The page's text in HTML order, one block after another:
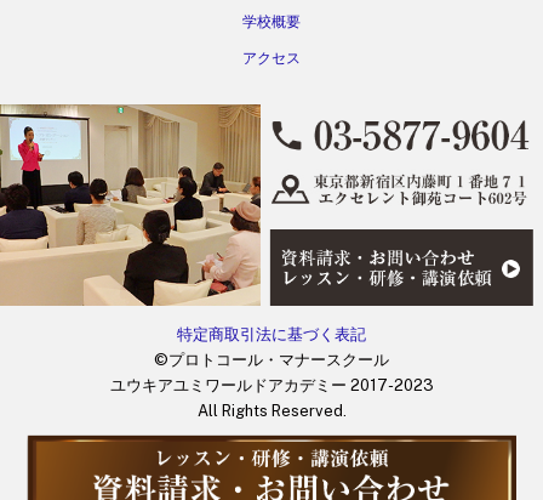
Back
学校概要
アクセス
特定商取引法に基づく表記
©プロトコール・マナースクール
ユウキアユミワールドアカデミー 2017-2023
All Rights Reserved.